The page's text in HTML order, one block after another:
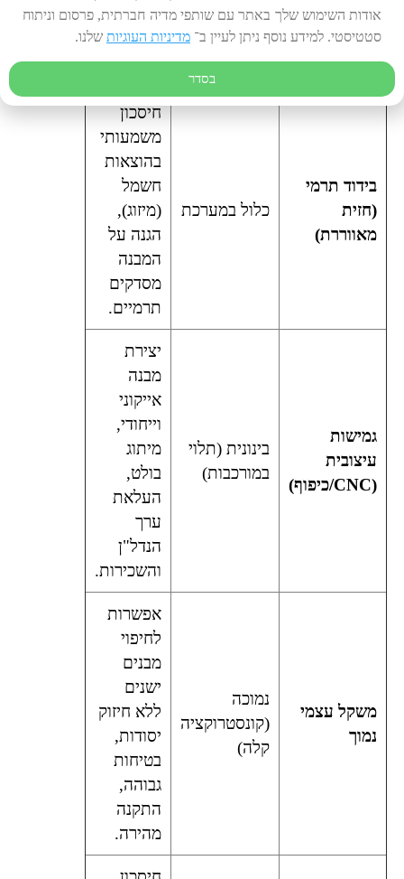
חוזרת,
דהייה
בידוד תרמי
(חזית
מאווררת)
כלול במערכת
חיסכון
משמעותי
בהוצאות
חשמל
(מיזוג),
הגנה על
המבנה
מסדקים
תרמיים.
גמישות
עיצובית
(CNC/כיפוף)
בינונית (תלוי
במורכבות)
יצירת
מבנה
אייקוני
וייחודי,
מיתוג
בולט,
העלאת
ערך
הנדל"ן
והשכירות.
משקל עצמי
נמוך
נמוכה
(קונסטרוקציה
קלה)
אפשרות
לחיפוי
מבנים
ישנים
ללא חיזוק
יסודות,
בטיחות
גבוהה,
התקנה
מהירה.
אודות השימוש שלך באתר עם שותפי מדיה חברתית, פרסום וניתוח
סטטיסטי. למידע נוסף ניתן לעיין ב־ מדיניות העוגיות שלנו.
בסדר